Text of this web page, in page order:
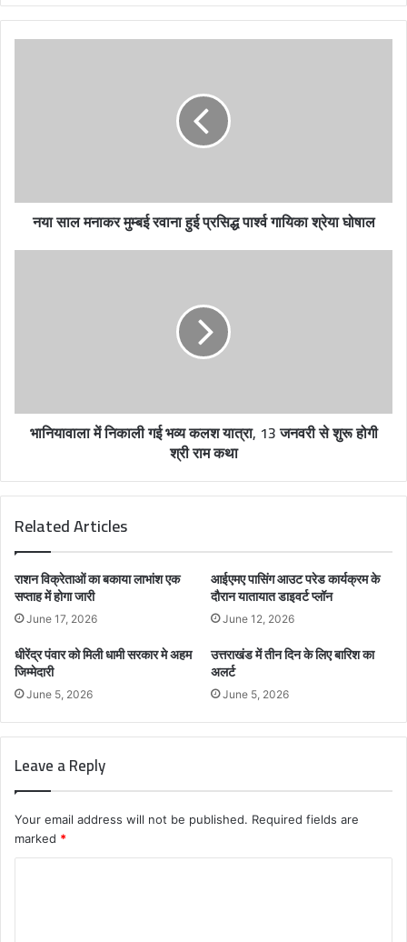
y
नया साल मनाकर मुम्बई रवाना हुई प्रसिद्ध पार्श्व गायिका श्रेया घोषाल
भानियावाला में निकाली गई भव्य कलश यात्रा, 13 जनवरी से शुरू होगी
श्री राम कथा
Related Articles
राशन विक्रेताओं का बकाया लाभांश एक
सप्ताह में होगा जारी
June 17, 2026
आईएमए पासिंग आउट परेड कार्यक्रम के
दौरान यातायात डाइवर्ट प्लॉन
June 12, 2026
धीरेंद्र पंवार को मिली धामी सरकार मे अहम
जिम्मेदारी
June 5, 2026
उत्तराखंड में तीन दिन के लिए बारिश का
अलर्ट
June 5, 2026
Leave a Reply
Your email address will not be published. Required fields are
marked *